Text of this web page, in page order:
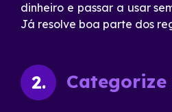
dinheiro e passar a usar
Já resolve boa parte dos
2. Categorize